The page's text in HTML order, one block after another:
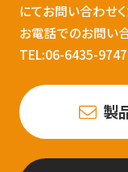
にてお問い合わせく
お電話でのお問い
TEL:06-6435-9747
製